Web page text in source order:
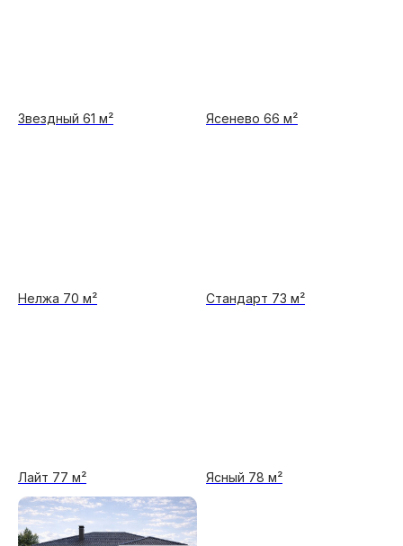
Звездный 61 м² Ясенево 66 м²
Нелжа 70 м² Стандарт 73 м²
Лайт 77 м² Ясный 78 м²